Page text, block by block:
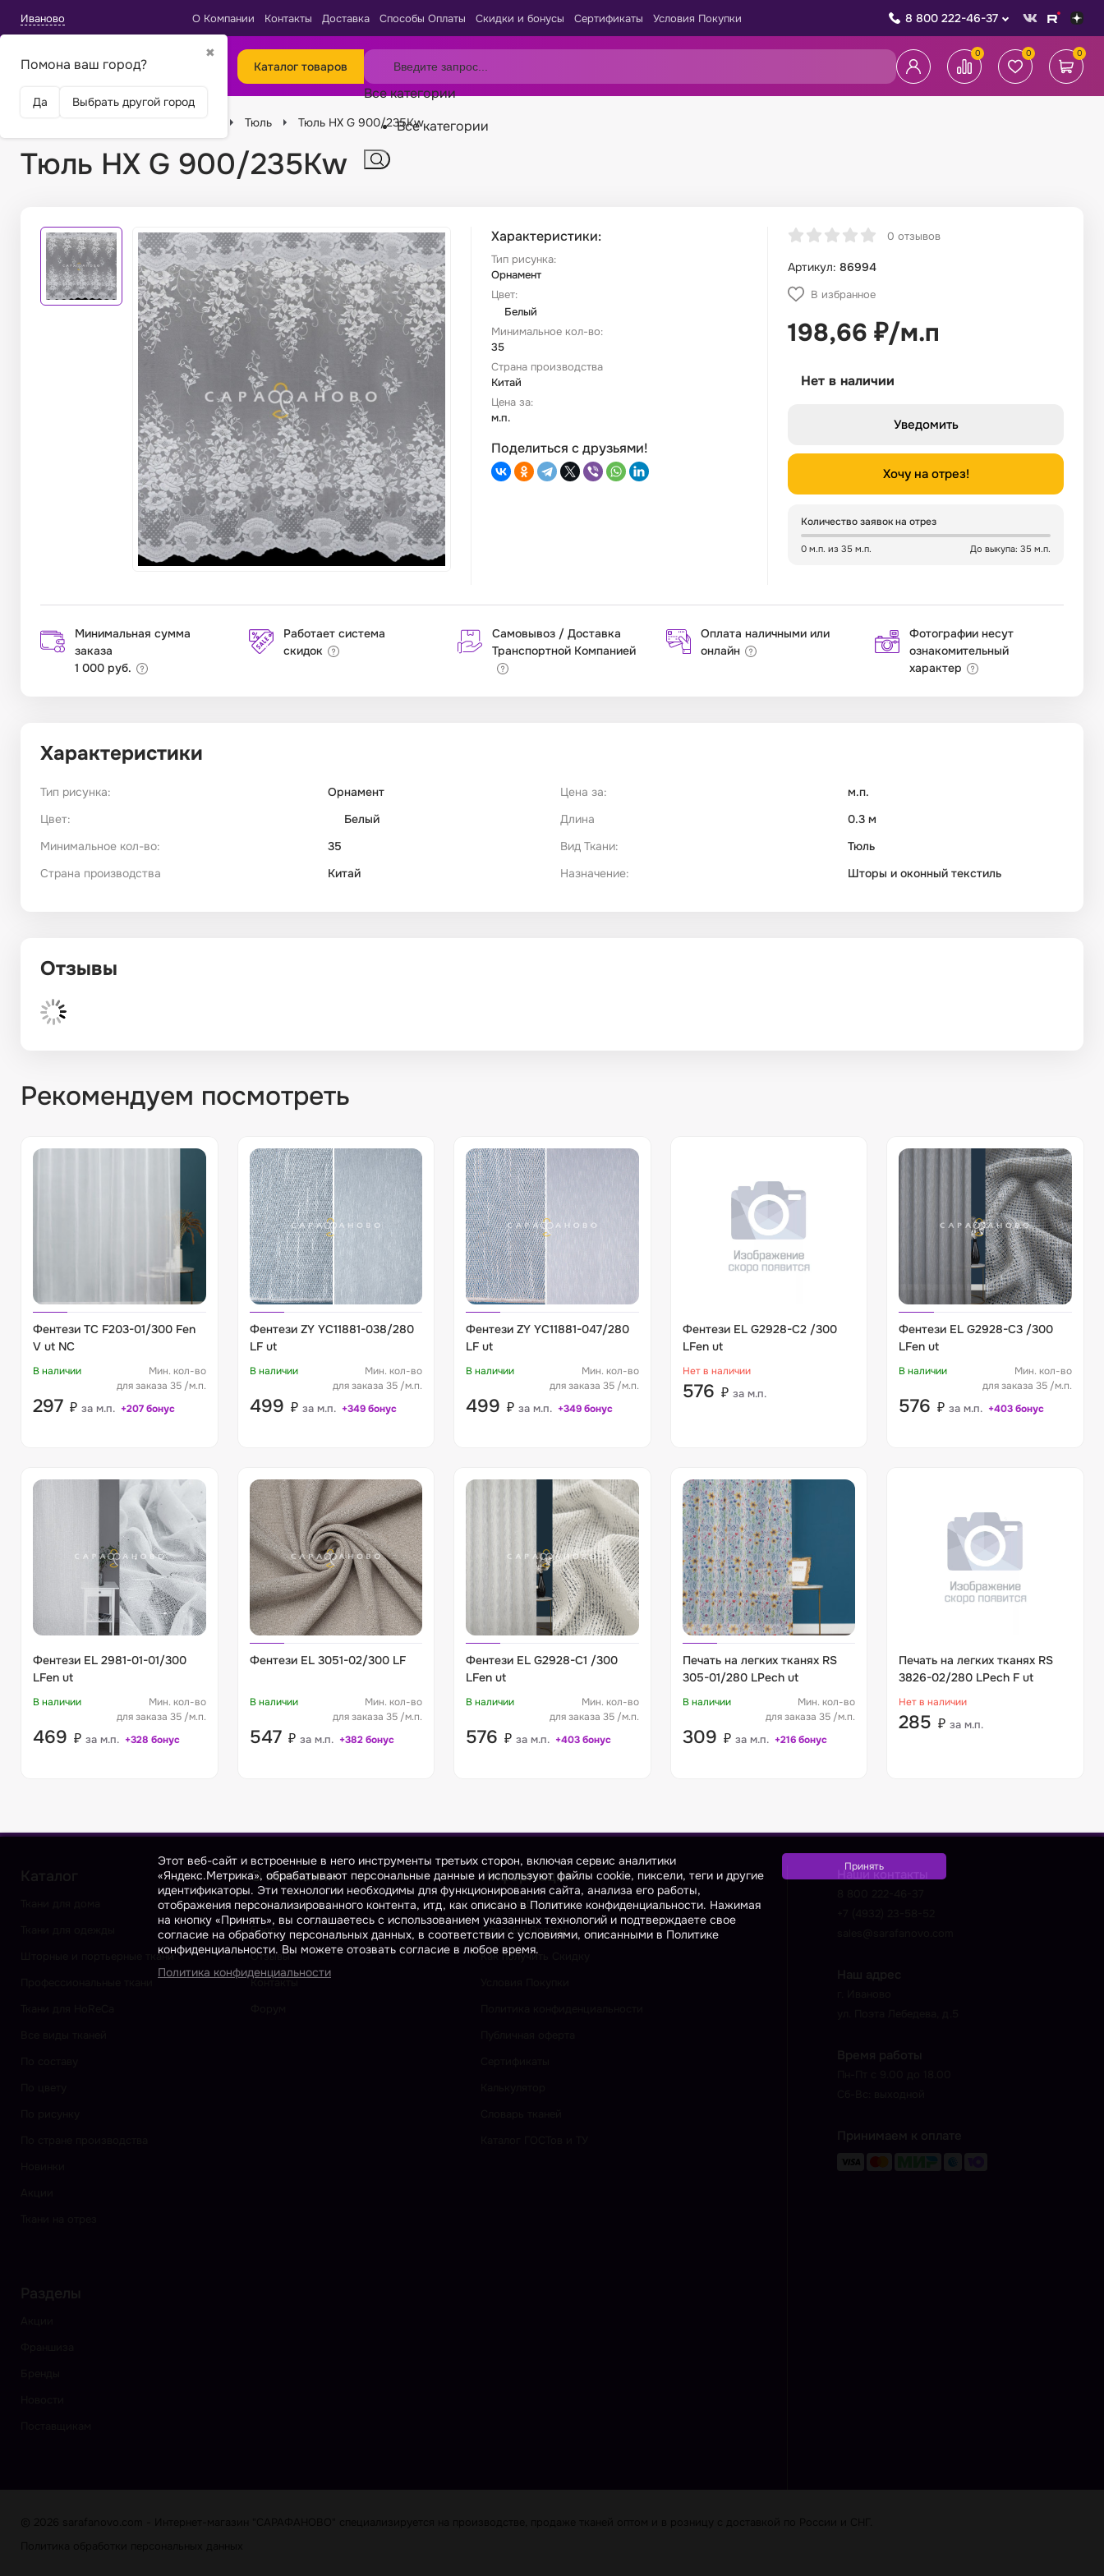
Иваново
✖
Помона ваш город?
Да Выбрать другой город
О Компании Контакты Доставка Способы Оплаты Скидки и бонусы Сертификаты Условия Покупки 8 800 222-46-37
Каталог товаров
Все категории
Все категории
0 0 0
Тюль Тюль HX G 900/235Kw
Тюль HX G 900/235Kw
Характеристики:
Тип рисунка:
Орнамент
Цвет:
Белый
Минимальное кол-во:
35
Страна производства
Китай
Цена за:
м.п.
Поделиться с друзьями!
0 отзывов
Артикул: 86994
В избранное
198,66 ₽/м.п
Нет в наличии
Уведомить
Хочу на отрез!
Количество заявок на отрез
0 м.п. из 35 м.п. До выкупа: 35 м.п.
Минимальная сумма
заказа
1 000 руб.
Работает система
скидок
Самовывоз / Доставка
Транспортной Компанией
Оплата наличными или
онлайн
Фотографии несут
ознакомительный
характер
Характеристики
Тип рисунка:
Орнамент
Цвет:
Белый
Минимальное кол-во:
35
Страна производства
Китай
Цена за:
м.п.
Длина
0.3 м
Вид Ткани:
Тюль
Назначение:
Шторы и оконный текстиль
Отзывы
Рекомендуем посмотреть
Фентези TC F203-01/300 Fen
V ut NC
В наличии
Мин. кол-во
для заказа 35 /м.п.
297 ₽ за м.п. +207 бонус
Фентези ZY YC11881-038/280
LF ut
В наличии
Мин. кол-во
для заказа 35 /м.п.
499 ₽ за м.п. +349 бонус
Фентези ZY YC11881-047/280
LF ut
В наличии
Мин. кол-во
для заказа 35 /м.п.
499 ₽ за м.п. +349 бонус
Фентези EL G2928-C2 /300
LFen ut
Нет в наличии
576 ₽ за м.п.
Фентези EL G2928-C3 /300
LFen ut
В наличии
Мин. кол-во
для заказа 35 /м.п.
576 ₽ за м.п. +403 бонус
Фентези EL 2981-01-01/300
LFen ut
В наличии
Мин. кол-во
для заказа 35 /м.п.
469 ₽ за м.п. +328 бонус
Фентези EL 3051-02/300 LF
В наличии
Мин. кол-во
для заказа 35 /м.п.
547 ₽ за м.п. +382 бонус
Фентези EL G2928-C1 /300
LFen ut
В наличии
Мин. кол-во
для заказа 35 /м.п.
576 ₽ за м.п. +403 бонус
Печать на легких тканях RS
305-01/280 LPech ut
В наличии
Мин. кол-во
для заказа 35 /м.п.
309 ₽ за м.п. +216 бонус
Печать на легких тканях RS
3826-02/280 LPech F ut
Нет в наличии
285 ₽ за м.п.
Каталог
Шторные и портьерные ткани
О компании
О нас
Блог
Отзывы
Контакты
Информация
Условия Доставки
Способы Оплаты
Как получить Скидку
Разделы
Наши контакты
Наш адрес
Время работы
Принимаем к оплате
Этот веб-сайт и встроенные в него инструменты третьих сторон, включая сервис аналитики
«Яндекс.Метрика», обрабатывают персональные данные и используют файлы cookie, пиксели, теги и другие
идентификаторы. Эти технологии необходимы для функционирования сайта, анализа его работы,
отображения персонализированного контента, итд, как описано в Политике конфиденциальности. Нажимая
на кнопку «Принять», вы соглашаетесь с использованием указанных технологий и подтверждаете свое
согласие на обработку персональных данных, в соответствии с условиями, описанными в Политике
конфиденциальности. Вы можете отозвать согласие в любое время.
Политика конфиденциальности